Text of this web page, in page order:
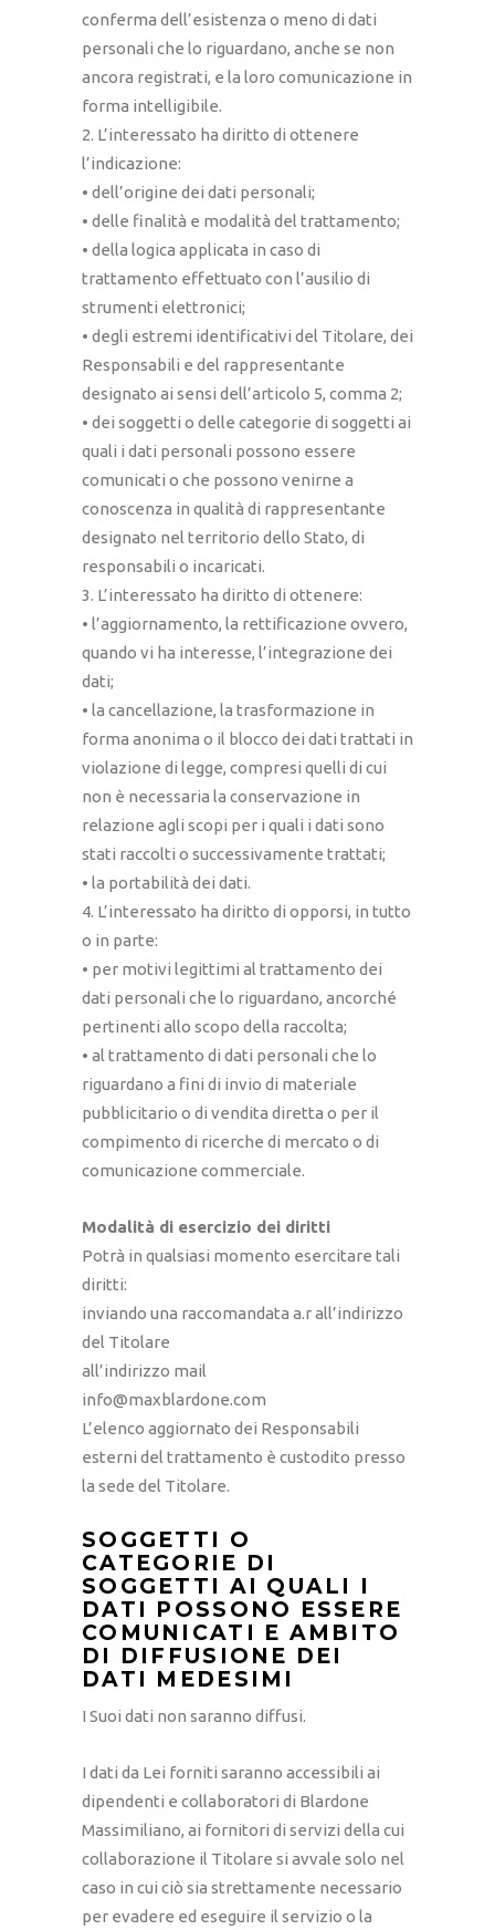
conferma dell’esistenza o meno di dati
personali che lo riguardano, anche se non
ancora registrati, e la loro comunicazione in
forma intelligibile.
2. L’interessato ha diritto di ottenere
l’indicazione:
• dell’origine dei dati personali;
• delle finalità e modalità del trattamento;
• della logica applicata in caso di
trattamento effettuato con l’ausilio di
strumenti elettronici;
• degli estremi identificativi del Titolare, dei
Responsabili e del rappresentante
designato ai sensi dell’articolo 5, comma 2;
• dei soggetti o delle categorie di soggetti ai
quali i dati personali possono essere
comunicati o che possono venirne a
conoscenza in qualità di rappresentante
designato nel territorio dello Stato, di
responsabili o incaricati.
3. L’interessato ha diritto di ottenere:
• l’aggiornamento, la rettificazione ovvero,
quando vi ha interesse, l’integrazione dei
dati;
• la cancellazione, la trasformazione in
forma anonima o il blocco dei dati trattati in
violazione di legge, compresi quelli di cui
non è necessaria la conservazione in
relazione agli scopi per i quali i dati sono
stati raccolti o successivamente trattati;
• la portabilità dei dati.
4. L’interessato ha diritto di opporsi, in tutto
o in parte:
• per motivi legittimi al trattamento dei
dati personali che lo riguardano, ancorché
pertinenti allo scopo della raccolta;
• al trattamento di dati personali che lo
riguardano a fini di invio di materiale
pubblicitario o di vendita diretta o per il
compimento di ricerche di mercato o di
comunicazione commerciale.
Modalità di esercizio dei diritti
Potrà in qualsiasi momento esercitare tali
diritti:
inviando una raccomandata a.r all’indirizzo
del Titolare
all’indirizzo mail
info@maxblardone.com
L’elenco aggiornato dei Responsabili
esterni del trattamento è custodito presso
la sede del Titolare.
SOGGETTI O
CATEGORIE DI
SOGGETTI AI QUALI I
DATI POSSONO ESSERE
COMUNICATI E AMBITO
DI DIFFUSIONE DEI
DATI MEDESIMI
I Suoi dati non saranno diffusi.
I dati da Lei forniti saranno accessibili ai
dipendenti e collaboratori di Blardone
Massimiliano, ai fornitori di servizi della cui
collaborazione il Titolare si avvale solo nel
caso in cui ciò sia strettamente necessario
per evadere ed eseguire il servizio o la